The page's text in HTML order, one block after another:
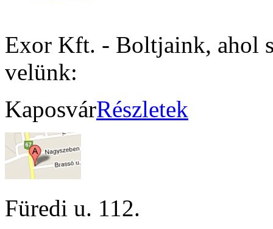
Exor Kft. - Boltjaink, ahol
velünk:
KaposvárRészletek
Füredi u. 112.